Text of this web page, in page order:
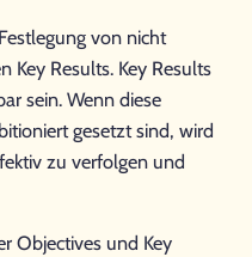
von nicht
Key Results. Key Results
sein. Wenn diese
gesetzt sind, wird
zu verfolgen und
Objectives und Key